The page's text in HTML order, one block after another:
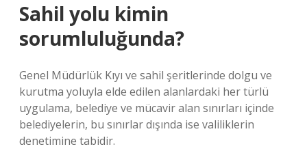
Sahil yolu kimin
sorumluluğunda?
Genel Müdürlük Kıyı ve sahil şeritlerinde dolgu ve
kurutma yoluyla elde edilen alanlardaki her türlü
uygulama, belediye ve mücavir alan sınırları içinde
belediyelerin, bu sınırlar dışında ise valiliklerin
denetimine tabidir.